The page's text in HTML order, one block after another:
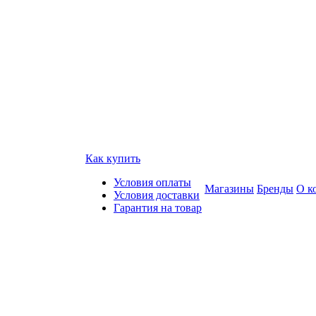
Как купить
Условия оплаты
Условия доставки
Гарантия на товар
Магазины Бренды О